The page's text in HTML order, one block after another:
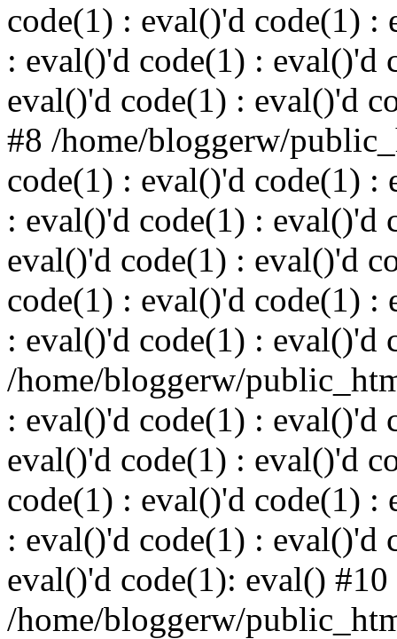
code(1) : eval()'d code(1) :
: eval()'d code(1) : eval()'d
eval()'d code(1) : eval()'d
#8 /home/bloggerw/
code(1) : eval()'d code(1) :
: eval()'d code(1) : eval()'d
eval()'d code(1) : eval()'d
code(1) : eval()'d code(1) :
: eval()'d code(1) : eval()'d
/home/bloggerw/
: eval()'d code(1) : eval()'d
eval()'d code(1) : eval()'d
code(1) : eval()'d code(1) :
: eval()'d code(1) : eval()'d
eval()'d code(1): eval() #10
/home/bloggerw/